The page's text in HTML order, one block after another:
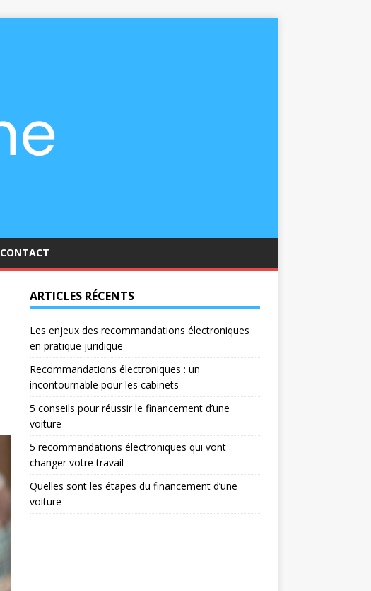
CONTACT
ARTICLES RÉCENTS
Les enjeux des recommandations électroniques
en pratique juridique
Recommandations électroniques : un
incontournable pour les cabinets
5 conseils pour réussir le financement d’une
voiture
5 recommandations électroniques qui vont
changer votre travail
Quelles sont les étapes du financement d’une
voiture